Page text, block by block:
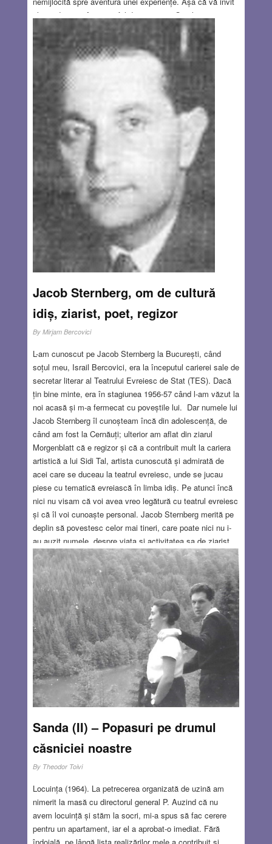
alături de mine într-o astfel de aventură. O călătorie ca
aceasta se petrece totodată de ambele părți ale
pleoapelor. Pe dinafară este harta – povestea pe care o
urmărim, toiagul de care ne sprijinim, lumea pe care o
locuim. Pe dinăuntru este teritoriul – copleșitor, șocant de
străin și de sălbatic, un desiș răcoros în care zburdă toate
simțurile, descătușate.
Read more…
JUL 13, 2023 14 COMMENTS
Jacob Sternberg, om de cultură
idiș, ziarist, poet, regizor
By Mirjam Bercovici
L-am cunoscut pe Jacob Sternberg la București, când
soțul meu, Israil Bercovici, era la începutul carierei sale de
secretar literar al Teatrului Evreiesc de Stat (TES). Dacă
țin bine minte, era în stagiunea 1956-57 când l-am văzut la
noi acasă și m-a fermecat cu poveștile lui. Dar numele lui
Jacob Sternberg îl cunoșteam încă din adolescență, de
când am fost la Cernăuți; ulterior am aflat din ziarul
Morgenblatt că e regizor și că a contribuit mult la cariera
artistică a lui Sidi Tal, artista cunoscută și admirată de
acei care se duceau la teatrul evreiesc, unde se jucau
piese cu tematică evreiască în limba idiș. Pe atunci încă
nici nu visam că voi avea vreo legătură cu teatrul evreiesc
și că îl voi cunoaște personal. Jacob Sternberg merită pe
deplin să povestesc celor mai tineri, care poate nici nu i-
au auzit numele, despre viața și activitatea sa de ziarist,
poet, activist cultural implicat în viața evreilor din România
și mai ales despre activitatea sa ca regizor și formator de
artiști. Jacob Sternberg s-a născut în 19 aprilie 1890 la
Lipcani, un orășel (ștetl) din Basarabia și a primit o
educație tradițională evreiască, dar totodată a cunoscut și
literatura clasică rusă, germană, idiș și ebraică. Sternberg
se considera discipolul marelui fabulist Eliezer Steinbarg,
animatorul spiritual al vieții culturale din Lipcani. În 1913 s-
a stabilit la București, unde a rămas până în 1940,
devenind una dintre personalitățile cele mai active din
viața culturală evreiască. În 1916 și-a început activitatea
teatrală ca autor și regizor, promovând în special
profund angajat și în același timp atractiv și
modern.
Read more…
JUL 13, 2023
Sanda (II) – Popasuri pe drumul
căsniciei noastre
By Theodor Toivi
Locuința (1964). La petrecerea organizată de uzină am
nimerit la masă cu directorul general P. Auzind că nu
avem locuință și stăm la socri, mi-a spus să fac cerere
pentru un apartament, iar el a aprobat-o imediat. Fără